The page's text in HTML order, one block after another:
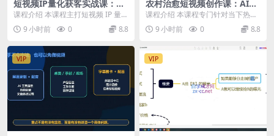
短视频IP量化获客实战课：用
十台设备搭建五十账号矩阵，
精准打造引流接单型流量账号
课程介绍 本课程主打短视频 IP 量化
获客模式，核心讲解 10 台设备搭建
50...9 小时前 0 8.8
农村治愈短视频创作课：AI工
具搭配剪辑技巧，零基础快速
制作高质感田园治愈内容
课程介绍 本课程专门针对当下热门
的农村治愈短视频，打造从素材生
成、AI 制作、后...
9 小时前 0 8.8
VIP VIP